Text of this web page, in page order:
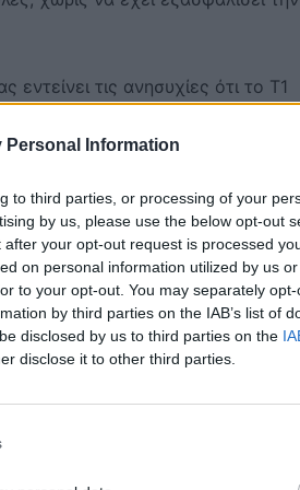
Personal Information
to third parties, or processing of your
by us, please use the below opt-out
your opt-out request is processed
on personal information utilized by us
to your opt-out. You may separately
by third parties on the IAB’s list of
disclosed by us to third parties on the
disclose it to other third parties.
τις ανησυχίες ότι το T1
WHO PRE-
AN
THIS